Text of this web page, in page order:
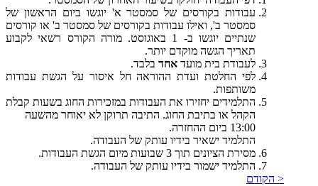
עבודות בקורסים של סמסטר א' יוגשו ביום הראשון של
סמסטר ב', ואילו עבודות בקורסים של סמסטר ב' או קורסים
שנתיים יוגשו ב- 1 באוגוסט. מורה הקורס רשאי לקבוע
תאריך הגשה מוקדם יותר.
לעבודת בית מועד אחד בלבד.
לפי החלטת ועדת ההוראה חל איסור על הגשת עבודות
משותפות.
התלמידים יחזירו את העבודות במזכירות החוג בשעות קבלת
הקהל או בתיבת החוג. התיבה תרוקן לא יאוחר מהשעה
13:00 ביום ההחזרה.
התלמיד ישאיר בידיו עותק של העבודה.
מסירת הציונים תוך 3 שבועות מיום הגשת העבודות.
התלמיד ישמור בידיו עותק של העבודה.
< הקודם